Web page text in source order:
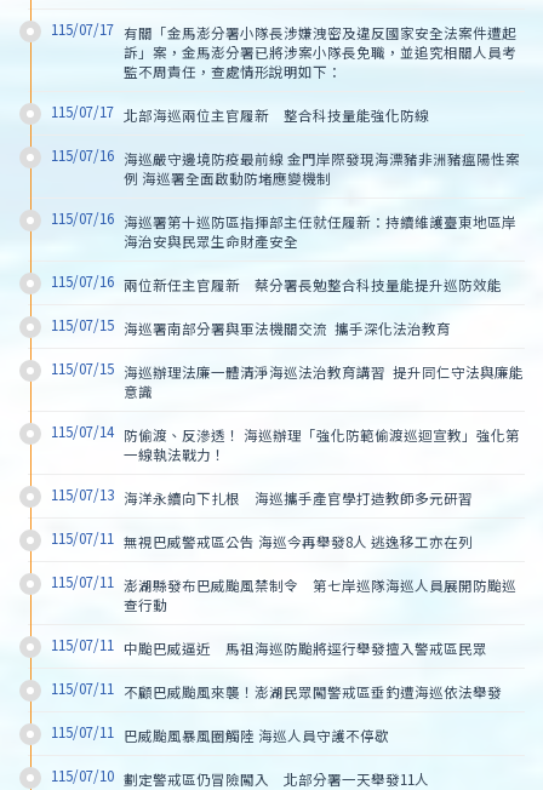
115/07/17 有關「金馬澎分署小隊長涉嫌洩密及違反國家安全法案件遭起
訴」案，金馬澎分署已將涉案小隊長免職，並追究相關人員考
監不周責任，查處情形說明如下：
115/07/17 北部海巡兩位主官履新　整合科技量能強化防線
115/07/16 海巡嚴守邊境防疫最前線 金門岸際發現海漂豬非洲豬瘟陽性案
例 海巡署全面啟動防堵應變機制
115/07/16 海巡署第十巡防區指揮部主任就任履新：持續維護臺東地區岸
海治安與民眾生命財產安全
115/07/16 兩位新任主官履新　蔡分署長勉整合科技量能提升巡防效能
115/07/15 海巡署南部分署與軍法機關交流  攜手深化法治教育
115/07/15 海巡辦理法廉一體清淨海巡法治教育講習  提升同仁守法與廉能
意識
115/07/14 防偷渡、反滲透！ 海巡辦理「強化防範偷渡巡迴宣教」強化第
一線執法戰力！
115/07/13 海洋永續向下扎根　海巡攜手產官學打造教師多元研習
115/07/11 無視巴威警戒區公告 海巡今再舉發8人 逃逸移工亦在列
115/07/11
澎湖縣發布巴威颱風禁制令　第七岸巡隊海巡人員展開防颱巡
查行動
115/07/11 中颱巴威逼近　馬祖海巡防颱將逕行舉發擅入警戒區民眾
115/07/11 不顧巴威颱風來襲！澎湖民眾闖警戒區垂釣遭海巡依法舉發
115/07/11 巴威颱風暴風圈觸陸 海巡人員守護不停歇
115/07/10 劃定警戒區仍冒險闖入　北部分署一天舉發11人